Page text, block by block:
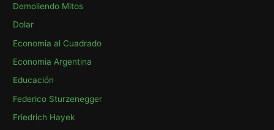
r
p
o
Demoliendo Mitos
Dolar
Economia al Cuadrado
Economia Argentina
Educación
Federico Sturzenegger
Friedrich Hayek